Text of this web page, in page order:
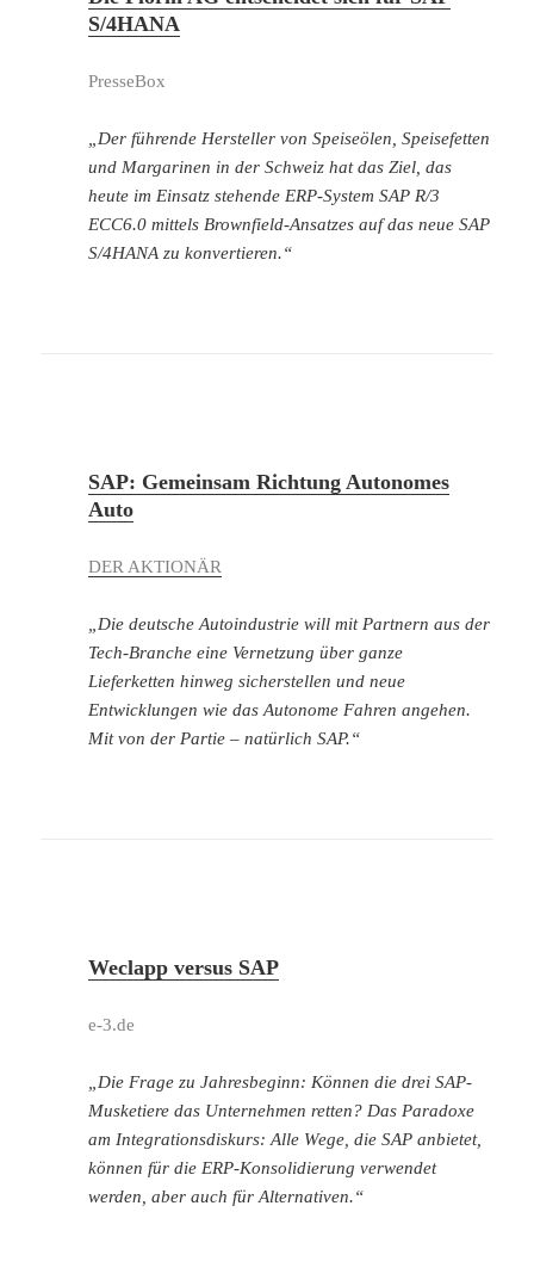
S/4HANA
PresseBox
„Der führende Hersteller von Speiseölen, Speisefetten
und Margarinen in der Schweiz hat das Ziel, das
heute im Einsatz stehende ERP-System SAP R/3
ECC6.0 mittels Brownfield-Ansatzes auf das neue SAP
S/4HANA zu konvertieren.“
SAP: Gemeinsam Richtung Autonomes
Auto
DER AKTIONÄR
„Die deutsche Autoindustrie will mit Partnern aus der
Tech-Branche eine Vernetzung über ganze
Lieferketten hinweg sicherstellen und neue
Entwicklungen wie das Autonome Fahren angehen.
Mit von der Partie – natürlich SAP.“
Weclapp versus SAP
e-3.de
„Die Frage zu Jahresbeginn: Können die drei SAP-
Musketiere das Unternehmen retten? Das Paradoxe
am Integrationsdiskurs: Alle Wege, die SAP anbietet,
können für die ERP-Konsolidierung verwendet
werden, aber auch für Alternativen.“